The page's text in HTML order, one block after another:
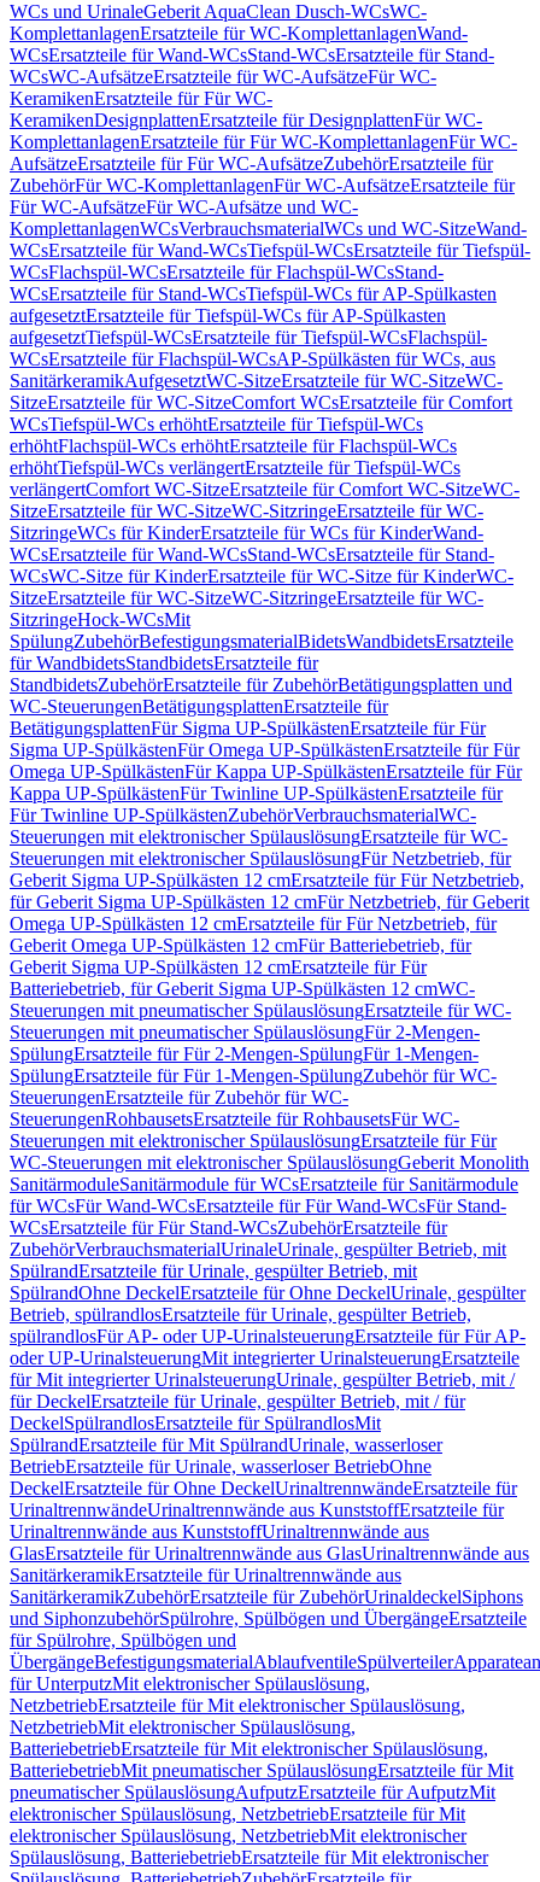
WCs und UrinaleGeberit AquaClean Dusch-WCsWC-
KomplettanlagenErsatzteile für WC-KomplettanlagenWand-
WCsErsatzteile für Wand-WCsStand-WCsErsatzteile für Stand-
WCsWC-AufsätzeErsatzteile für WC-AufsätzeFür WC-
KeramikenErsatzteile für Für WC-
KeramikenDesignplattenErsatzteile für DesignplattenFür WC-
KomplettanlagenErsatzteile für Für WC-KomplettanlagenFür WC-
AufsätzeErsatzteile für Für WC-AufsätzeZubehörErsatzteile für
ZubehörFür WC-KomplettanlagenFür WC-AufsätzeErsatzteile für
Für WC-AufsätzeFür WC-Aufsätze und WC-
KomplettanlagenWCsVerbrauchsmaterialWCs und WC-SitzeWand-
WCsErsatzteile für Wand-WCsTiefspül-WCsErsatzteile für Tiefspül-
WCsFlachspül-WCsErsatzteile für Flachspül-WCsStand-
WCsErsatzteile für Stand-WCsTiefspül-WCs für AP-Spülkasten
aufgesetztErsatzteile für Tiefspül-WCs für AP-Spülkasten
aufgesetztTiefspül-WCsErsatzteile für Tiefspül-WCsFlachspül-
WCsErsatzteile für Flachspül-WCsAP-Spülkästen für WCs, aus
SanitärkeramikAufgesetztWC-SitzeErsatzteile für WC-SitzeWC-
SitzeErsatzteile für WC-SitzeComfort WCsErsatzteile für Comfort
WCsTiefspül-WCs erhöhtErsatzteile für Tiefspül-WCs
erhöhtFlachspül-WCs erhöhtErsatzteile für Flachspül-WCs
erhöhtTiefspül-WCs verlängertErsatzteile für Tiefspül-WCs
verlängertComfort WC-SitzeErsatzteile für Comfort WC-SitzeWC-
SitzeErsatzteile für WC-SitzeWC-SitzringeErsatzteile für WC-
SitzringeWCs für KinderErsatzteile für WCs für KinderWand-
WCsErsatzteile für Wand-WCsStand-WCsErsatzteile für Stand-
WCsWC-Sitze für KinderErsatzteile für WC-Sitze für KinderWC-
SitzeErsatzteile für WC-SitzeWC-SitzringeErsatzteile für WC-
SitzringeHock-WCsMit
SpülungZubehörBefestigungsmaterialBidetsWandbidetsErsatzteile
für WandbidetsStandbidetsErsatzteile für
StandbidetsZubehörErsatzteile für ZubehörBetätigungsplatten und
WC-SteuerungenBetätigungsplattenErsatzteile für
BetätigungsplattenFür Sigma UP-SpülkästenErsatzteile für Für
Sigma UP-SpülkästenFür Omega UP-SpülkästenErsatzteile für Für
Omega UP-SpülkästenFür Kappa UP-SpülkästenErsatzteile für Für
Kappa UP-SpülkästenFür Twinline UP-SpülkästenErsatzteile für
Für Twinline UP-SpülkästenZubehörVerbrauchsmaterialWC-
Steuerungen mit elektronischer SpülauslösungErsatzteile für WC-
Steuerungen mit elektronischer SpülauslösungFür Netzbetrieb, für
Geberit Sigma UP-Spülkästen 12 cmErsatzteile für Für Netzbetrieb,
für Geberit Sigma UP-Spülkästen 12 cmFür Netzbetrieb, für Geberit
Omega UP-Spülkästen 12 cmErsatzteile für Für Netzbetrieb, für
Geberit Omega UP-Spülkästen 12 cmFür Batteriebetrieb, für
Geberit Sigma UP-Spülkästen 12 cmErsatzteile für Für
Batteriebetrieb, für Geberit Sigma UP-Spülkästen 12 cmWC-
Steuerungen mit pneumatischer SpülauslösungErsatzteile für WC-
Steuerungen mit pneumatischer SpülauslösungFür 2-Mengen-
SpülungErsatzteile für Für 2-Mengen-SpülungFür 1-Mengen-
SpülungErsatzteile für Für 1-Mengen-SpülungZubehör für WC-
SteuerungenErsatzteile für Zubehör für WC-
SteuerungenRohbausetsErsatzteile für RohbausetsFür WC-
Steuerungen mit elektronischer SpülauslösungErsatzteile für Für
WC-Steuerungen mit elektronischer SpülauslösungGeberit Monolith
SanitärmoduleSanitärmodule für WCsErsatzteile für Sanitärmodule
für WCsFür Wand-WCsErsatzteile für Für Wand-WCsFür Stand-
WCsErsatzteile für Für Stand-WCsZubehörErsatzteile für
ZubehörVerbrauchsmaterialUrinaleUrinale, gespülter Betrieb, mit
SpülrandErsatzteile für Urinale, gespülter Betrieb, mit
SpülrandOhne DeckelErsatzteile für Ohne DeckelUrinale, gespülter
Betrieb, spülrandlosErsatzteile für Urinale, gespülter Betrieb,
spülrandlosFür AP- oder UP-UrinalsteuerungErsatzteile für Für AP-
oder UP-UrinalsteuerungMit integrierter UrinalsteuerungErsatzteile
für Mit integrierter UrinalsteuerungUrinale, gespülter Betrieb, mit /
für DeckelErsatzteile für Urinale, gespülter Betrieb, mit / für
DeckelSpülrandlosErsatzteile für SpülrandlosMit
SpülrandErsatzteile für Mit SpülrandUrinale, wasserloser
BetriebErsatzteile für Urinale, wasserloser BetriebOhne
DeckelErsatzteile für Ohne DeckelUrinaltrennwändeErsatzteile für
UrinaltrennwändeUrinaltrennwände aus KunststoffErsatzteile für
Urinaltrennwände aus KunststoffUrinaltrennwände aus
GlasErsatzteile für Urinaltrennwände aus GlasUrinaltrennwände aus
SanitärkeramikErsatzteile für Urinaltrennwände aus
SanitärkeramikZubehörErsatzteile für ZubehörUrinaldeckelSiphons
und SiphonzubehörSpülrohre, Spülbögen und ÜbergängeErsatzteile
für Spülrohre, Spülbögen und
ÜbergängeBefestigungsmaterialAblaufventileSpülverteiler
für UnterputzMit elektronischer Spülauslösung,
NetzbetriebErsatzteile für Mit elektronischer Spülauslösung,
NetzbetriebMit elektronischer Spülauslösung,
BatteriebetriebErsatzteile für Mit elektronischer Spülauslösung,
BatteriebetriebMit pneumatischer SpülauslösungErsatzteile für Mit
pneumatischer SpülauslösungAufputzErsatzteile für AufputzMit
elektronischer Spülauslösung, NetzbetriebErsatzteile für Mit
elektronischer Spülauslösung, NetzbetriebMit elektronischer
Spülauslösung, BatteriebetriebErsatzteile für Mit elektronischer